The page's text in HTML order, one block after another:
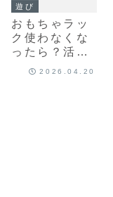
遊び
おもちゃラッ
ク使わなくな
ったら？活
用・リメイ
2026.04.20